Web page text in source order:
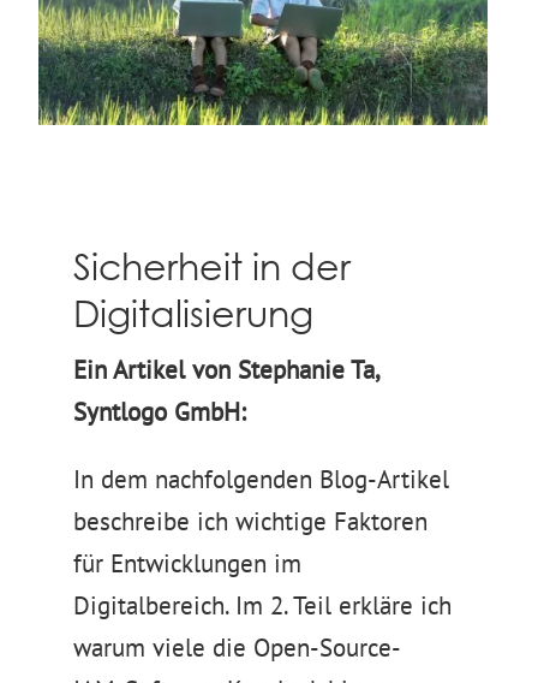
Sicherheit in der
Digitalisierung
Ein Artikel von Stephanie Ta,
Syntlogo GmbH:
In dem nachfolgenden Blog-Artikel
beschreibe ich wichtige Faktoren
für Entwicklungen im
Digitalbereich. Im 2. Teil erkläre ich
warum viele die Open-Source-